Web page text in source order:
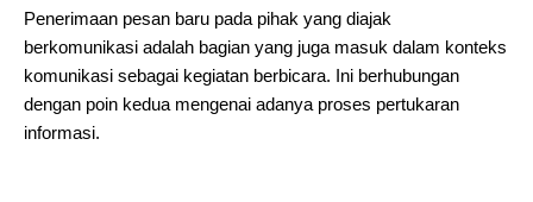
Penerimaan pesan baru pada pihak yang diajak
berkomunikasi adalah bagian yang juga masuk dalam konteks
komunikasi sebagai kegiatan berbicara. Ini berhubungan
dengan poin kedua mengenai adanya proses pertukaran
informasi.